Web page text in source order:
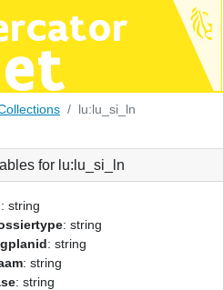
lu:lu_si_ln
for lu:lu_si_ln
: string
: string
: string
: string
: string